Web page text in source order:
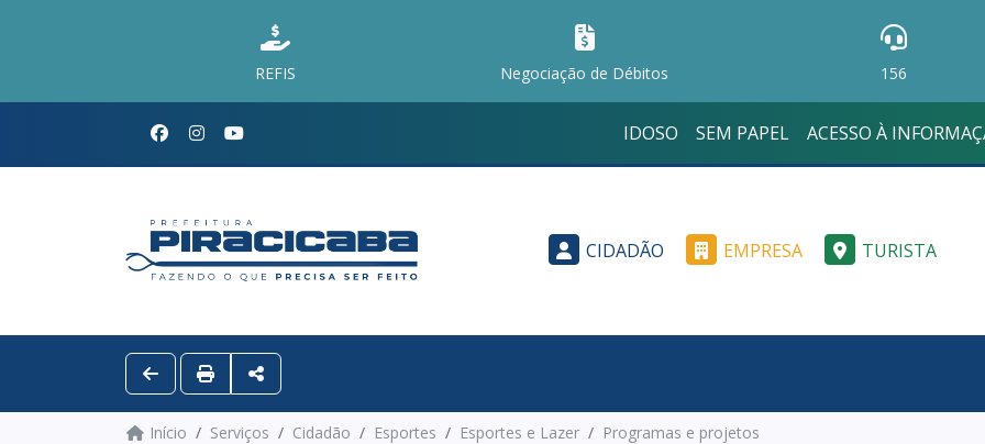
REFIS Negociação de Débitos 156
IDOSO SEM PAPEL ACESSO À
CIDADÃO EMPRESA TURISTA
Início Serviços Cidadão Esportes Esportes e Lazer Programas e projetos